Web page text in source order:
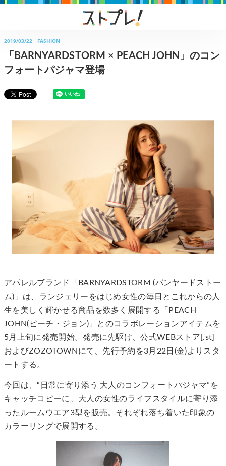
2019/03/22 FASHION
「BARNYARDSTORM × PEACH JOHN」のコン
フォートパジャマ登場
アパレルブランド「BARNYARDSTORM (バンヤードストー
ム)」は、ランジェリーをはじめ女性の毎日とこれからの人
生を美しく輝かせる商品を数多く展開する「PEACH
JOHN(ピーチ・ジョン)」とのコラボレーションアイテムを
5月上旬に発売開始。発売に先駆け、公式WEBストア[.st]
およびZOZOTOWNにて、先行予約を3月22日(金)よりスタ
ートする。
今回は、“日常に寄り添う 大人のコンフォートパジャマ”を
キャッチコピーに、大人の女性のライフスタイルに寄り添
ったルームウエア3型を販売。それぞれ落ち着いた印象の
カラーリングで展開する。